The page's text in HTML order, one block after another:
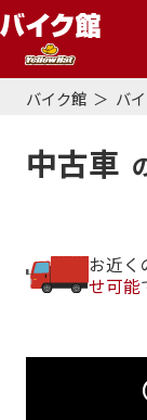
バイク館 バ
中古車
お近く
せ可能